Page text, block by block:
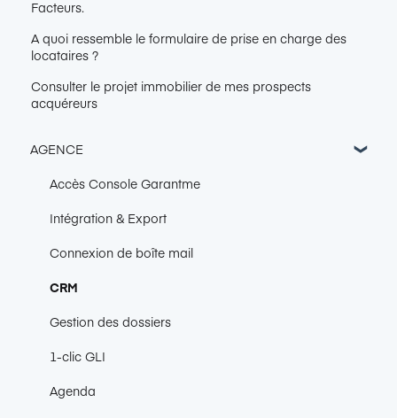
Facteurs.
A quoi ressemble le formulaire de prise en charge des
locataires ?
Consulter le projet immobilier de mes prospects
acquéreurs
AGENCE
Accès Console Garantme
Intégration & Export
Connexion de boîte mail
CRM
Gestion des dossiers
1-clic GLI
Agenda